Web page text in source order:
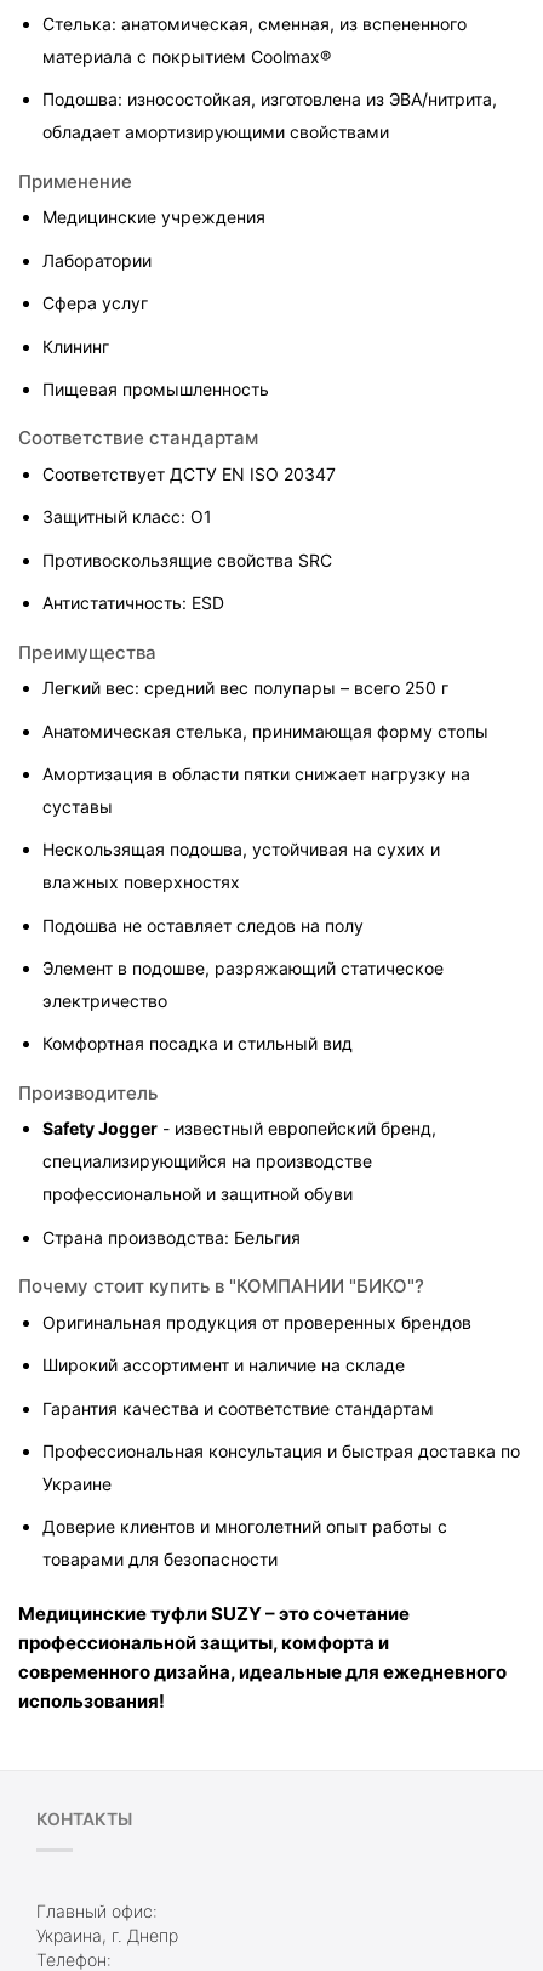
Стелька: анатомическая, сменная, из вспененного
материала с покрытием Coolmax®
Подошва: износостойкая, изготовлена из ЭВА/нитрита,
обладает амортизирующими свойствами
Применение
Медицинские учреждения
Лаборатории
Сфера услуг
Клининг
Пищевая промышленность
Соответствие стандартам
Соответствует ДСТУ EN ISO 20347
Защитный класс: O1
Противоскользящие свойства SRC
Антистатичность: ESD
Преимущества
Легкий вес: средний вес полупары – всего 250 г
Анатомическая стелька, принимающая форму стопы
Амортизация в области пятки снижает нагрузку на
суставы
Нескользящая подошва, устойчивая на сухих и
влажных поверхностях
Подошва не оставляет следов на полу
Элемент в подошве, разряжающий статическое
электричество
Комфортная посадка и стильный вид
Производитель
Safety Jogger - известный европейский бренд,
специализирующийся на производстве
профессиональной и защитной обуви
Страна производства: Бельгия
Почему стоит купить в "КОМПАНИИ "БИКО"?
Оригинальная продукция от проверенных брендов
Широкий ассортимент и наличие на складе
Гарантия качества и соответствие стандартам
Профессиональная консультация и быстрая доставка по
Украине
Доверие клиентов и многолетний опыт работы с
товарами для безопасности
Медицинские туфли SUZY – это сочетание
профессиональной защиты, комфорта и
современного дизайна, идеальные для ежедневного
использования!
КОНТАКТЫ
Главный офис:
Украина, г. Днепр
Телефон: